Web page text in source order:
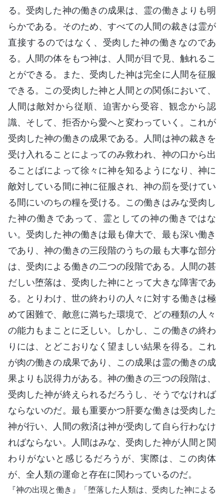
る。受肉した神の働きの成果は、霊の働きよりも明
らかである。そのため、すべての人間の裁きは霊が
直接するのではなく、受肉した神の働きなのであ
る。人間の体をもつ神は、人間が目で見、触れるこ
とができる。また、受肉した神は完全に人間を征服
できる。この受肉した神と人間との関係において、
人間は敵対から従順、迫害から受容、観念から認
識、そして、拒否から愛へと変わっていく。これが
受肉した神の働きの成果である。人間は神の裁きを
受け入れることによってのみ救われ、神の口から出
ることばによって徐々に神を知るようになり、神に
敵対している間に神に征服され、神の罰を受けてい
る間にいのちの糧を受ける。この働きはみな受肉し
た神の働きであって、霊としての神の働きではな
い。受肉した神の働きは最も偉大で、最も深い働き
であり、神の働きの三段階のうちの最も大事な部分
は、受肉による働きの二つの段階である。人間の甚
だしい堕落は、受肉した神にとって大きな障害であ
る。とりわけ、世の終わりの人々に対する働きは極
めて困難で、敵意に満ちた環境で、どの種類の人々
の能力もまことに乏しい。しかし、この働きの終わ
りには、とどこおりなく望ましい結果を得る。これ
が肉の働きの成果であり、この成果は霊の働きの成
果よりも説得力がある。神の働きの三つの段階は、
受肉した神が終えられるだろうし、そうでなければ
ならないのだ。最も重要かつ肝要な働きは受肉した
神が行い、人間の救済は神が受肉して自ら行わなけ
ればならない。人間はみな、受肉した神が人間と関
わりがないと感じるだろうが、実際は、この肉体
が、全人類の運命と存在に関わっているのだ。
『神の出現と働き』「堕落した人類は、受肉した神による